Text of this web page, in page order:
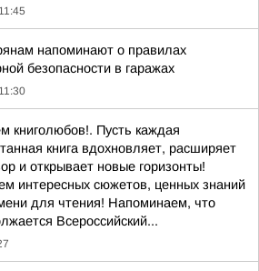
11:45
напоминают о правилах
безопасности в гаражах
11:30
книголюбов!. Пусть каждая
книга вдохновляет, расширяет
и открывает новые горизонты!
интересных сюжетов, ценных знаний
для чтения! Напоминаем, что
Всероссийский...